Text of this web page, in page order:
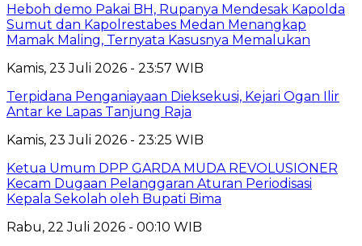
Heboh demo Pakai BH, Rupanya Mendesak Kapolda
Sumut dan Kapolrestabes Medan Menangkap
Mamak Maling, Ternyata Kasusnya Memalukan
Kamis, 23 Juli 2026 - 23:57 WIB
Terpidana Penganiayaan Dieksekusi, Kejari Ogan Ilir
Antar ke Lapas Tanjung Raja
Kamis, 23 Juli 2026 - 23:25 WIB
Ketua Umum DPP GARDA MUDA REVOLUSIONER
Kecam Dugaan Pelanggaran Aturan Periodisasi
Kepala Sekolah oleh Bupati Bima
Rabu, 22 Juli 2026 - 00:10 WIB